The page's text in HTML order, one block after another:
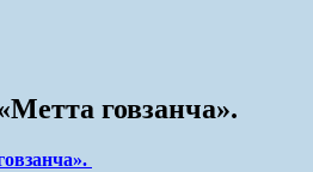
говзанча».